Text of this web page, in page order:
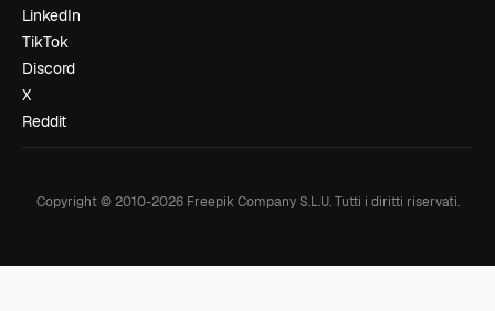
LinkedIn
TikTok
Discord
X
Reddit
Copyright © 2010-2026Freepik Company S.L.U. Tutti i diritti riservati.